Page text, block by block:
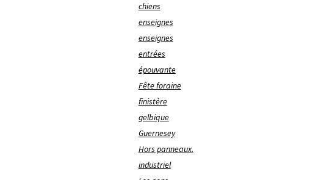
chiens
enseignes
enseignes
entrées
épouvante
Fête foraine
finistère
gelbique
Guernesey
Hors panneaux.
industriel